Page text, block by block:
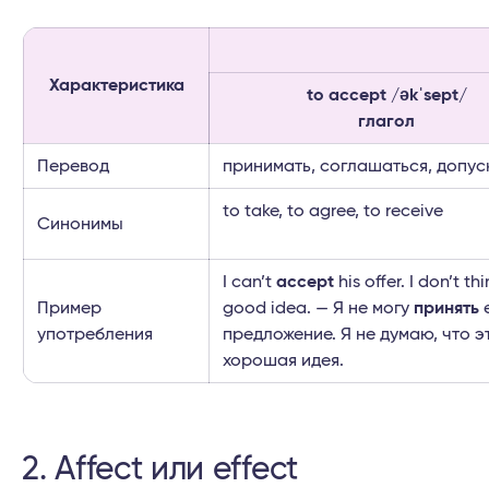
Характеристика
to accept /əkˈsept/
глагол
Перевод принимать, соглашаться,
Синонимы
to take, to agree, to receive
Пример
употребления
I can’t accept his offer. I don’t
good idea. — Я не могу принять
предложение. Я не думаю, что
хорошая идея.
2. Affect или effect